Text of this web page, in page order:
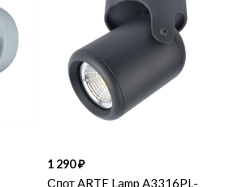
1 290
Спот ARTE Lamp A3316PL-